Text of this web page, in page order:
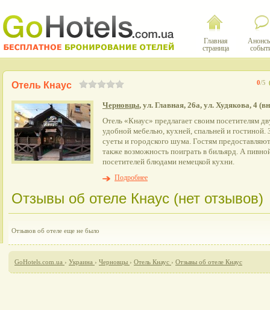
Главная
страница
0/5
Отель Кнаус
Черновцы, ул. Главная, 26а, ул. Худякова, 4
Отель «Кнаус» предлагает своим посетителям
удобной мебелью, кухней, спальней и
суеты и городского шума. Гостям
также возможность поиграть в бильярд. А
посетителей блюдами немецкой кухни.
Подробнее
Отзывы об отеле Кнаус (нет отзывов)
Отзывов об отеле еще не было
GoHotels.com.ua › Украина › Черновцы › Отель Кнаус › Отзывы об отеле Кнаус